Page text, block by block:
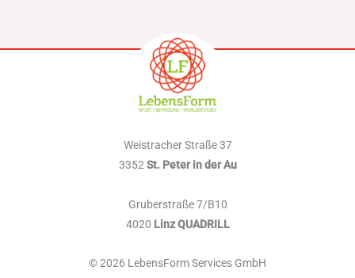
Weistracher Straße 37
3352St. Peter in der Au
Gruberstraße 7/B10
4020 Linz QUADRILL
© 2026 LebensForm Services GmbH